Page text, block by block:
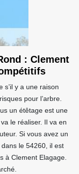
: Clement
s’il y a une raison
pour l’arbre.
un étêtage est une
le réaliser. Il va en
Si vous avez un
dans le 54260, il est
à Clement Elagage.